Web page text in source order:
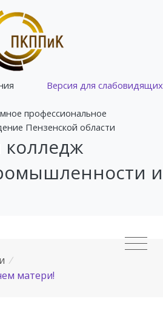
Версия для слабовидящих
профессиональное
Пензенской области
колледж
и
/
матери!